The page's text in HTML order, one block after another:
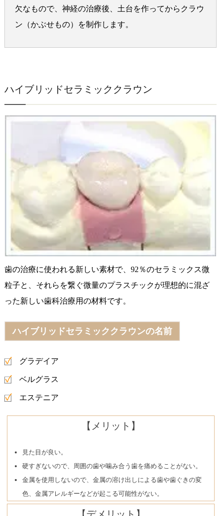
欠なもので、神経の治療後、土台を作ってからクラウ
ン（かぶせもの）を制作します。
ハイブリッドセラミッククラウン
歯の治療に使われる新しい素材で、92％のセラミックス微
粒子と、それらを繋ぐ微量のプラスチックが理想的に混ざ
った新しい歯科治療用の材料です。
ハイブリッドセラミッククラウンの名前
グラデイア
ベルグラス
エステニア
【メリット】
見た目が良い。
硬すぎないので、周囲の歯や噛み合う歯を痛めることがない。
金属を使用しないので、金属の溶け出しによる歯や歯ぐきの変
色、金属アレルギーなどが起こる可能性がない。